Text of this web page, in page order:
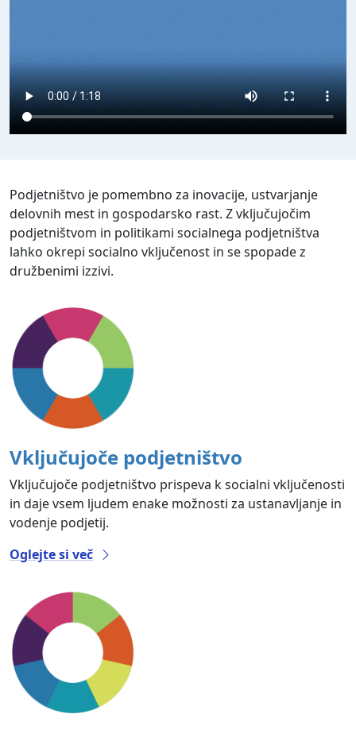
Podjetništvo je pomembno za inovacije, ustvarjanje
delovnih mest in gospodarsko rast. Z vključujočim
podjetništvom in politikami socialnega podjetništva
lahko okrepi socialno vključenost in se spopade z
družbenimi izzivi.
Vključujoče podjetništvo
Vključujoče podjetništvo prispeva k socialni vključenosti
in daje vsem ljudem enake možnosti za ustanavljanje in
vodenje podjetij.
Oglejte si več